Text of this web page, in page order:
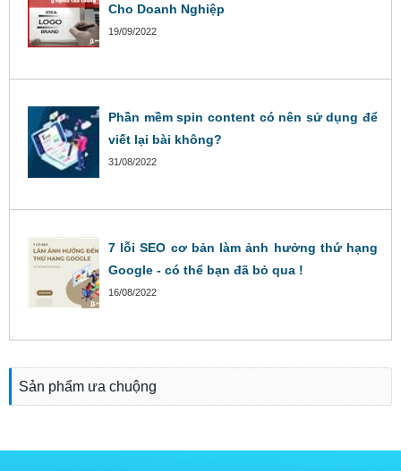
Cho Doanh Nghiệp
19/09/2022
Phần mềm spin content có nên sử dụng để
viết lại bài không?
31/08/2022
7 lỗi SEO cơ bản làm ảnh hưởng thứ hạng
Google - có thể bạn đã bỏ qua !
16/08/2022
Sản phẩm ưa chuộng